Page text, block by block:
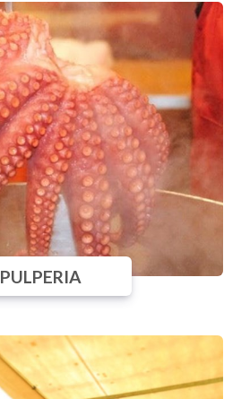
PULPERIA